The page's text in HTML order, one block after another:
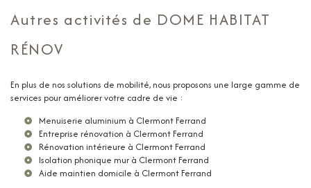
Autres activités de DOME HABITAT
RÉNOV
En plus de nos solutions de mobilité, nous proposons une large gamme de
services pour améliorer votre cadre de vie :
Menuiserie aluminium à Clermont Ferrand
Entreprise rénovation à Clermont Ferrand
Rénovation intérieure à Clermont Ferrand
Isolation phonique mur à Clermont Ferrand
Aide maintien domicile à Clermont Ferrand